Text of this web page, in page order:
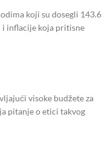
koji su dosegli 143.6
i inflacije koja pritisne
visoke budžete za
pitanje o etici takvog